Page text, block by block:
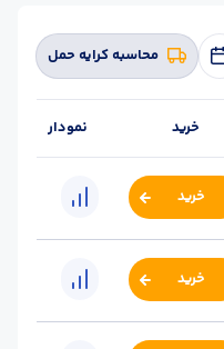
محاسبه کرایه حمل
خرید نمودار
خرید
خرید